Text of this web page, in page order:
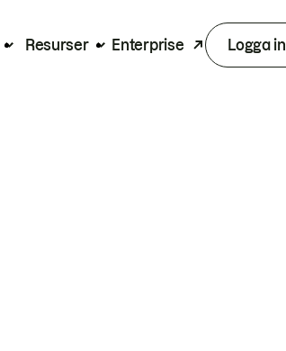
Resurser Enterprise Logga in